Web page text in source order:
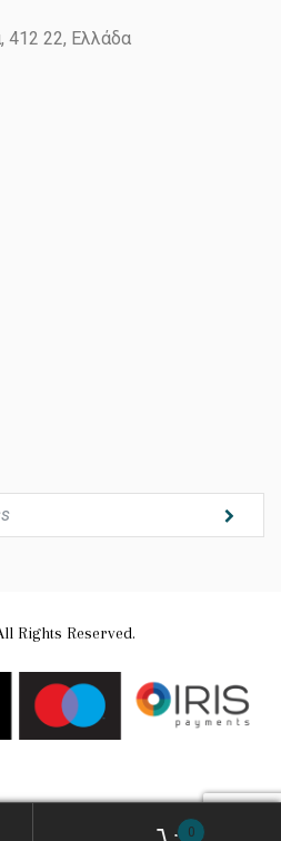
412 22, Ελλάδα
Rights Reserved.
0